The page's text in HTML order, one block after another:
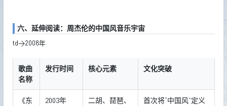
六、延伸阅读：周杰伦的中国风音乐宇宙
td>2008年
歌曲
名称
发行时间 核心元素 文化突破
《东
2003年
二胡、琵琶、
首次将“中国风”定义